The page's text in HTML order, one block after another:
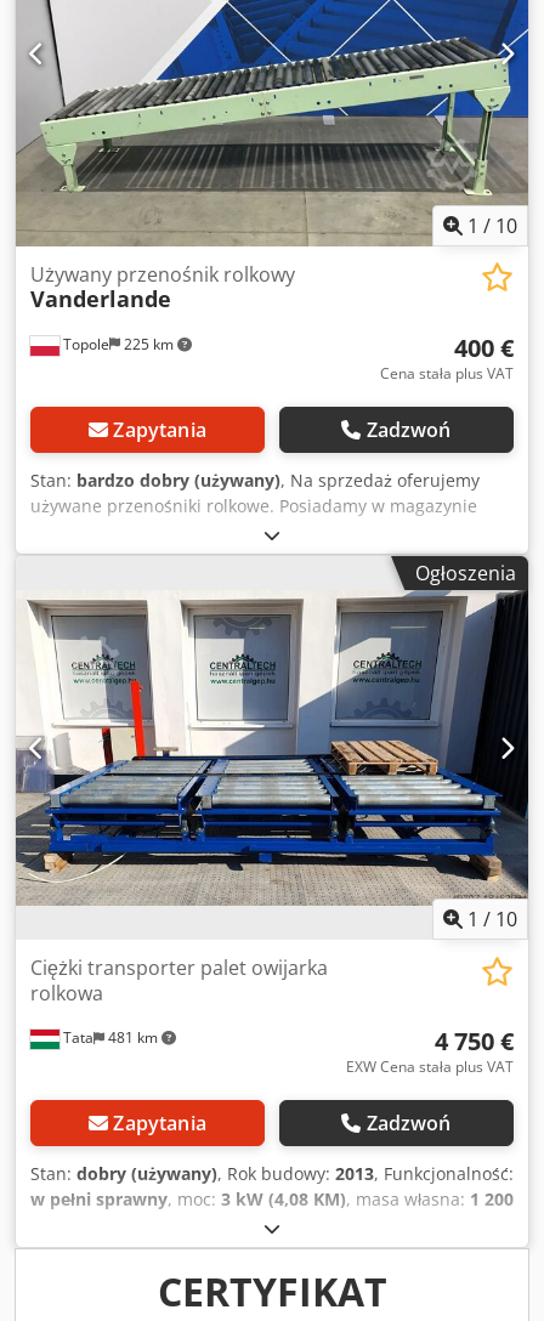
1 / 10
Topole 225 km
Używany przenośnik rolkowy
Vanderlande
400 €
Cena stała plus VAT
Zapytania Zadzwoń
Stan: bardzo dobry (używany), Na sprzedaż oferujemy
używane przenośniki rolkowe. Posiadamy w magazynie
duże ilości przenośników rolkowych grawitacyjnych i
napędzanych. Możesz zbudować wiele metrów technologii
przenośników do obsługi procesów wysyłkowych. dane
techniczne: Szerokość rolki: 560 mm Dkodsizwkpspfx Aqior
szerokość przenośnika: 620 mm Wysokość stojaka: dowolna
Cena dotyczy modułu grawitacyjnego o długości 2860 mm.
W razie zainteresowania prosimy o kontakt.
Ogłoszenia
1 / 10
Tata 481 km
Ciężki transporter palet owijarka
rolkowa
4 750 €
EXW Cena stała plus VAT
Zapytania Zadzwoń
Stan: dobry (używany), Rok budowy: 2013, Funkcjonalność:
w pełni sprawny, moc: 3 kW (4,08 KM), masa własna: 1 200
, System rolek do transportu ciężkich palet, przechylarka
do palet. Pod sekcją łańcuchowej linii transportowej
zamontowane są pneumatyczne podnośniki. Maksymalna
wysokość wynosi 55 mm, podwyższony rząd rolek
CERTYFIKAT